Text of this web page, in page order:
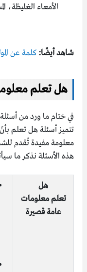
الأمعاء الغليظة،
شاهد أيضًا: كلمة عن
هل تعلم
في ختام ما ورد من
تتميز أسئلة هل تعلم
معلومة مفيدة تُقدم
هذه الأسئلة نذكر ما
هل
تعلم معلومات
عامة قصيرة